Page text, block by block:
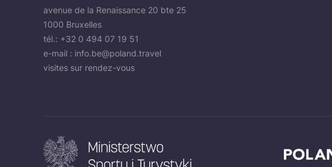
avenue de la Renaissance 20 bte 25
1000 Bruxelles
tél.: +32 0 494 07 19 51
e-mail : info.be@poland.travel
visites sur rendez-vous